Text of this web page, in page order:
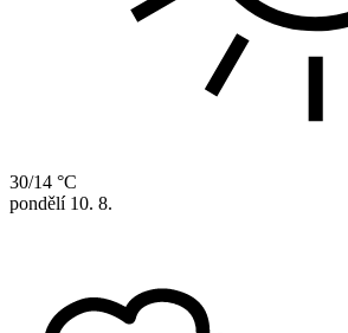
30/14 °C
pondělí 10. 8.